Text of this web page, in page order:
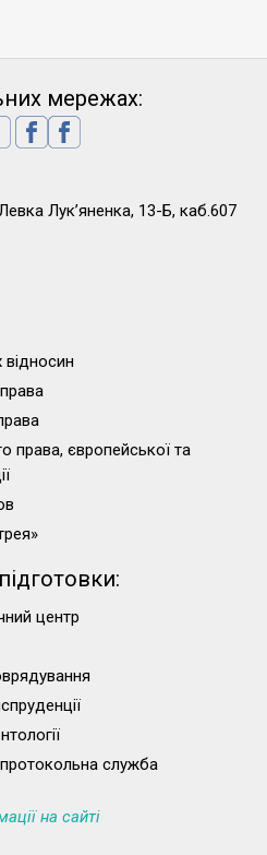
мережах:
Лук’яненка, 13-Б, каб.607
права, європейської та
центр
служба
на сайті